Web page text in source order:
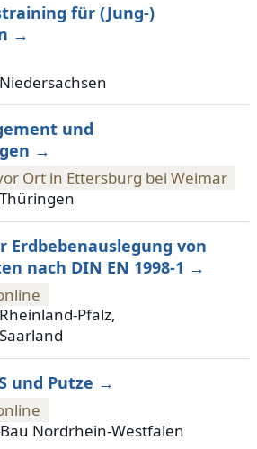
für (Jung-)
und
Ort in Ettersburg bei Weimar
Erdbebenauslegung von
nach DIN EN 1998-1
Pfalz,
und Putze
Nordrhein-Westfalen